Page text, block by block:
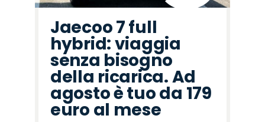
Jaecoo 7 full
hybrid: viaggia
senza bisogno
della ricarica. Ad
agosto è tuo da 179
euro al mese